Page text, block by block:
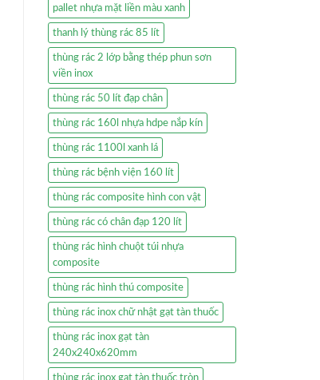
pallet nhựa mặt liền màu xanh
thanh lý thùng rác 85 lít
thùng rác 2 lớp bằng thép phun sơn
viền inox
thùng rác 50 lít đạp chân
thùng rác 160l nhựa hdpe nắp kín
thùng rác 1100l xanh lá
thùng rác bệnh viện 160 lít
thùng rác composite hình con vật
thùng rác có chân đạp 120 lít
thùng rác hình chuột túi nhựa
composite
thùng rác hình thú composite
thùng rác inox chữ nhật gạt tàn thuốc
thùng rác inox gạt tàn
240x240x620mm
thùng rác inox gạt tàn thuốc tròn